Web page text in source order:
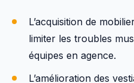
L’acquisition de
limiter les troubles
équipes en agence.
L’amélioration des